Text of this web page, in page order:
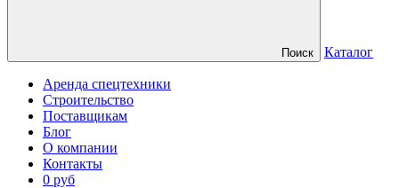
Поиск Каталог
Аренда спецтехники
Строительство
Поставщикам
Блог
О компании
Контакты
0 руб